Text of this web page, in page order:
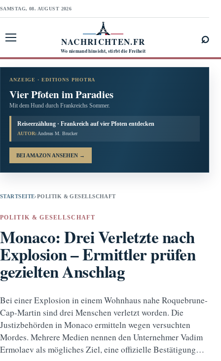
SAMSTAG, 08. AUGUST 2026
NACHRICHTEN.FR
Wo niemand hinsieht, stirbt die Freiheit
⌕
ANZEIGE · EDITIONS PHOTRA
Vier Pfoten im Paradies
Mit dem Hund durch Frankreichs Sommer.
Reiseerzählung · Frankreich auf vier Pfoten entdecken
AUTOR: Andreas M. Brucker
BEI AMAZON ANSEHEN →
STARTSEITE›POLITIK & GESELLSCHAFT
POLITIK & GESELLSCHAFT
Monaco: Drei Verletzte nach
Explosion – Ermittler prüfen
gezielten Anschlag
Bei einer Explosion in einem Wohnhaus nahe Roquebrune-
Cap-Martin sind drei Menschen verletzt worden. Die
Justizbehörden in Monaco ermitteln wegen versuchten
Mordes. Mehrere Medien nennen den Unternehmer Vadim
Ermolaev als mögliches Ziel, eine offizielle Bestätigung…